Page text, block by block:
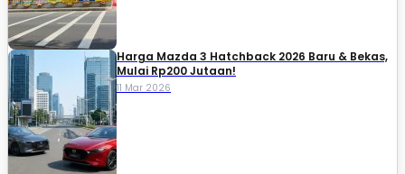
Harga Mazda 3 Hatchback 2026 Baru & Bekas,
Mulai Rp200 Jutaan!
11 Mar 2026